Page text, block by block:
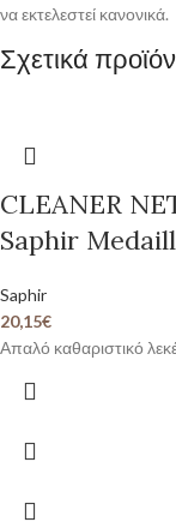
να εκτελεστεί κανονικά.
Σχετικά
CLEANER
Saphir
Saphir
20,15€
Απαλό καθαριστικό